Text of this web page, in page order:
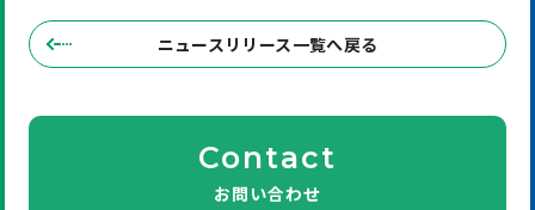
ニュースリリース一覧へ戻る
Contact
お問い合わせ